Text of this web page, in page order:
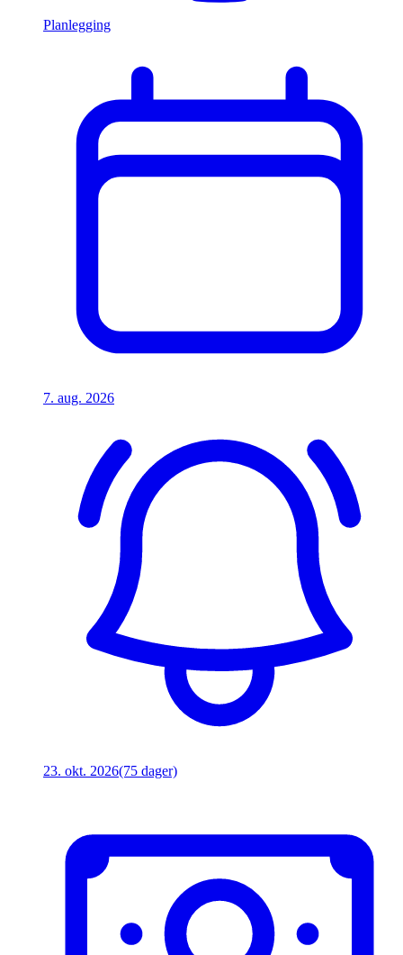
Planlegging
7. aug. 2026
23. okt. 2026(75 dager)